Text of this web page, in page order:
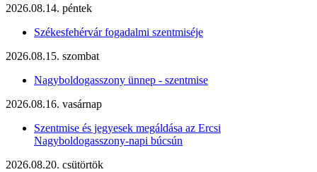
2026.08.14. péntek
Székesfehérvár fogadalmi szentmiséje
2026.08.15. szombat
Nagyboldogasszony ünnep - szentmise
2026.08.16. vasárnap
Szentmise és jegyesek megáldása az Ercsi
Nagyboldogasszony-napi búcsún
2026.08.20. csütörtök